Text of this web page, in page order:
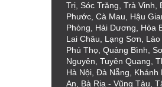
Trị, Sóc Trăng, Trà Vinh,
Phước, Cà Mau, Hậu
Phòng, Hải Dương, Hòa
Lai Châu, Lạng Sơn,
Phú Thọ, Quảng Bình,
Nguyên, Tuyên Quang,
Hà Nội, Đà Nẵng,
An, Bà Rịa - Vũng Tàu,